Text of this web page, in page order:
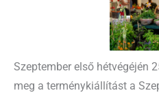
Szeptember első hétvégéjén
meg a terménykiállítást a